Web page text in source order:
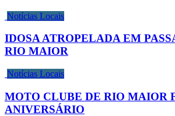
Notícias Locais
IDOSA ATROPELADA EM
RIO MAIOR
Notícias Locais
MOTO CLUBE DE RIO MAIOR
ANIVERSÁRIO